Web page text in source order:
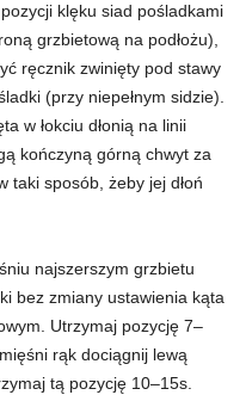
klęku siad pośladkami
grzbietową na podłożu),
ręcznik zwinięty pod stawy
(przy niepełnym sidzie).
w łokciu dłonią na linii
kończyną górną chwyt za
taki sposób, żeby jej dłoń
najszerszym grzbietu
bez zmiany ustawienia kąta
Utrzymaj pozycję 7–
rąk dociągnij lewą
tą pozycję 10–15s.